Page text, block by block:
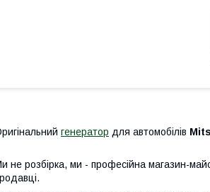
генератор для автомобілів
не розбірка, ми - професійна магазин-